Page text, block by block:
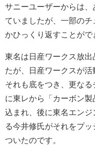
サニーユーザーからは
ていましたが、一部の
かひっくり返すことがで
東名は日産ワークス放
たが、日産ワークスが
それも底をつき、更な
に東レから「カーボン
込まれ、後に東名エン
る今井修氏がそれをプ
ついたのです。